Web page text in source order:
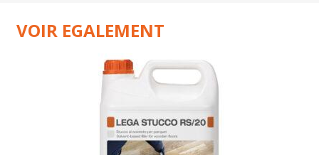
VOIR EGALEMENT